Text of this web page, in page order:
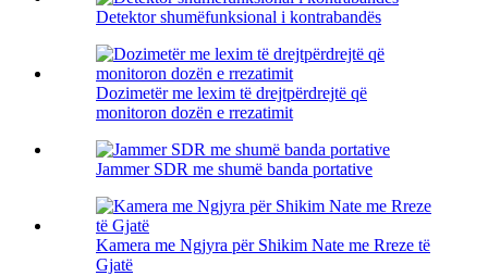
Detektor shumëfunksional i kontrabandës
Dozimetër me lexim të drejtpërdrejtë që
monitoron dozën e rrezatimit
Jammer SDR me shumë banda portative
Kamera me Ngjyra për Shikim Nate me Rreze të
Gjatë